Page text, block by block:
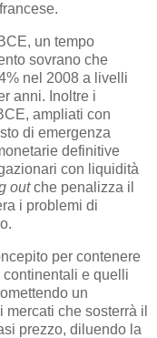
un tempo
sovrano che
nel 2008 a livelli
anni. Inoltre i
ampliati con
di emergenza
definitive
con liquidità
outche penalizza il
i problemi di
per contenere
continentali e quelli
un
che sosterrà il
prezzo, diluendo la